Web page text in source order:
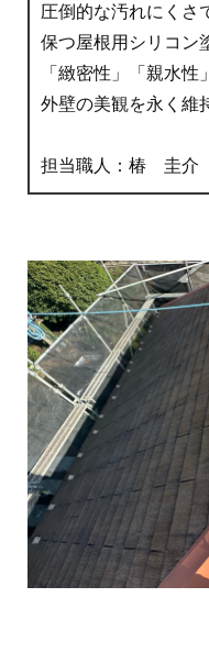
圧倒的な汚れにくさ
保つ屋根用シリコン
「緻密性」「親水
外壁の美観を永く維
担当職人：椿 圭介